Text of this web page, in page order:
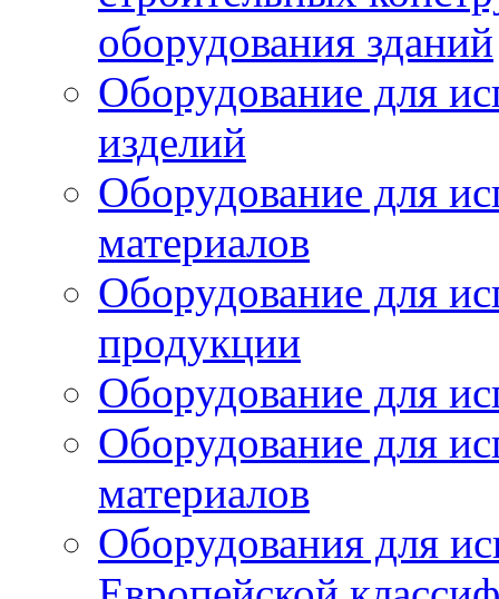
оборудования зданий
Оборудование для
изделий
Оборудование для
материалов
Оборудование для
продукции
Оборудование для
Оборудование для
материалов
Оборудования для